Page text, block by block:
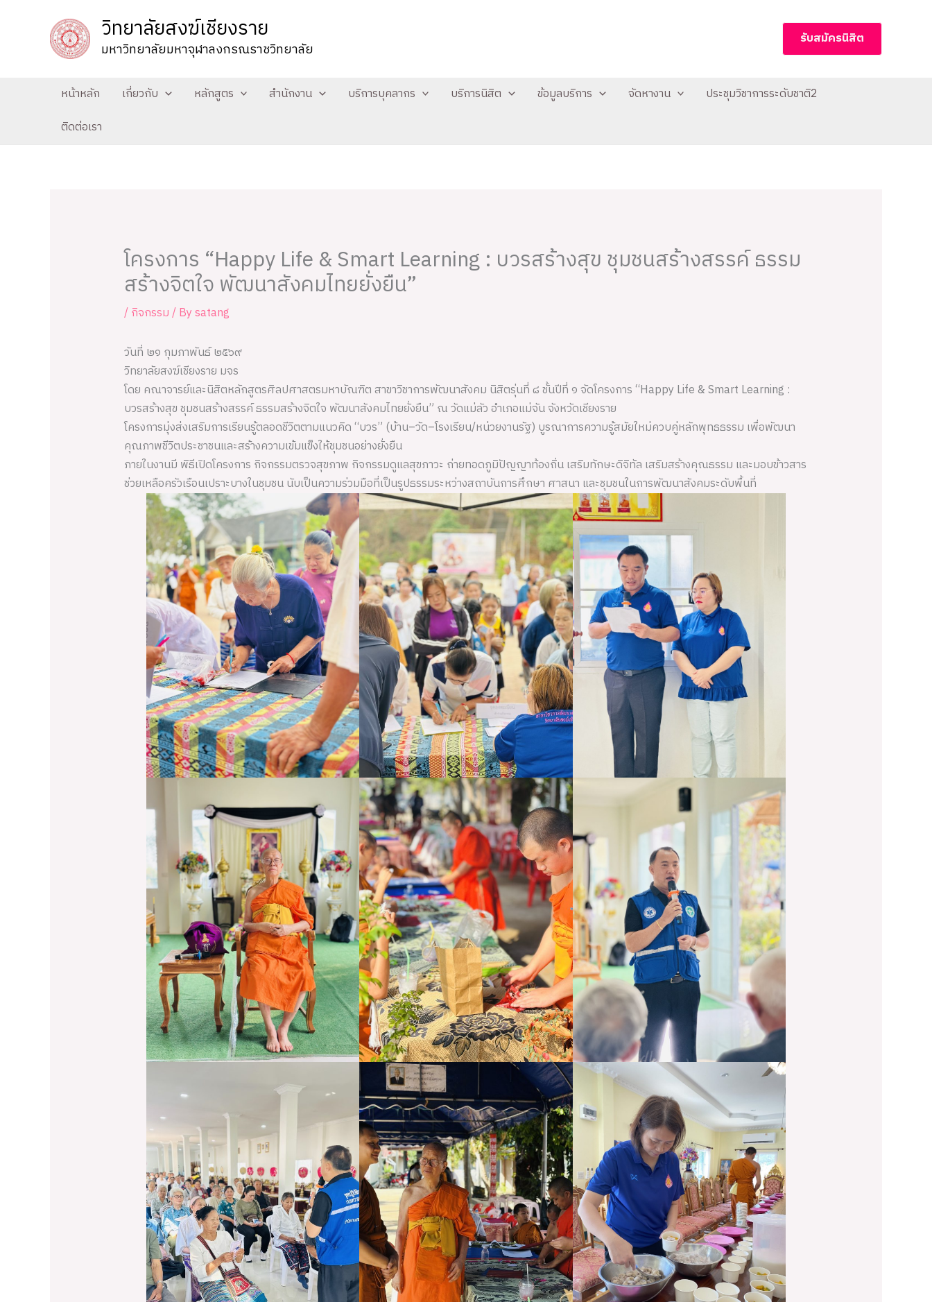
วิทยาลัยสงฆ์เชียงราย
มหาวิทยาลัยมหาจุฬาลงกรณราชวิทยาลัย
รับสมัครนิสิต
หน้าหลัก เกี่ยวกับ หลักสูตร สำนักงาน บริการบุคลากร บริการนิสิต ข้อมูลบริการ จัดหางาน
ประชุมวิชาการระดับชาติ2
ติดต่อเรา
โครงการ “Happy Life & Smart Learning : บวรสร้างสุข ชุมชนสร้างสรรค์ ธรรม
สร้างจิตใจ พัฒนาสังคมไทยยั่งยืน”
/กิจกรรม/ Bysatang
วันที่ ๒๑ กุมภาพันธ์ ๒๕๖๙
วิทยาลัยสงฆ์เชียงราย มจร
โดย คณาจารย์และนิสิตหลักสูตรศิลปศาสตรมหาบัณฑิต สาขาวิชาการพัฒนาสังคม นิสิตรุ่นที่ ๘ ชั้นปีที่ ๑ จัดโครงการ “Happy Life & Smart Learning :
บวรสร้างสุข ชุมชนสร้างสรรค์ ธรรมสร้างจิตใจ พัฒนาสังคมไทยยั่งยืน” ณ วัดแม่ลัว อำเภอแม่จัน จังหวัดเชียงราย
โครงการมุ่งส่งเสริมการเรียนรู้ตลอดชีวิตตามแนวคิด “บวร” (บ้าน–วัด–โรงเรียน/หน่วยงานรัฐ) บูรณาการความรู้สมัยใหม่ควบคู่หลักพุทธธรรม เพื่อพัฒนา
คุณภาพชีวิตประชาชนและสร้างความเข้มแข็งให้ชุมชนอย่างยั่งยืน
ภายในงานมี พิธีเปิดโครงการ กิจกรรมตรวจสุขภาพ กิจกรรมดูแลสุขภาวะ ถ่ายทอดภูมิปัญญาท้องถิ่น เสริมทักษะดิจิทัล เสริมสร้างคุณธรรม และมอบข้าวสาร
ช่วยเหลือครัวเรือนเปราะบางในชุมชน นับเป็นความร่วมมือที่เป็นรูปธรรมระหว่างสถาบันการศึกษา ศาสนา และชุมชนในการพัฒนาสังคมระดับพื้นที่